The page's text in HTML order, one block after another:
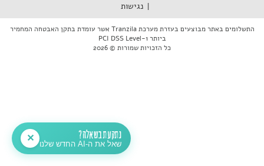
נגישות
התשלומים באתר מבוצעים בעזרת מערכת Tranzila אשר עומדת בתקן האבטחה המחמיר
ביותר PCI DSS Level-1
כל הזכויות שמורות © 2026
נתקעת בשאלה?
שאל את ה-AI החדש שלנו
✕